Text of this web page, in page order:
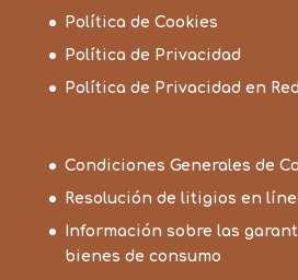
Política de Cookies
Política de Privacidad
Política de Privacidad en
Condiciones Generales de
Resolución de litigios en
Información sobre las
bienes de consumo